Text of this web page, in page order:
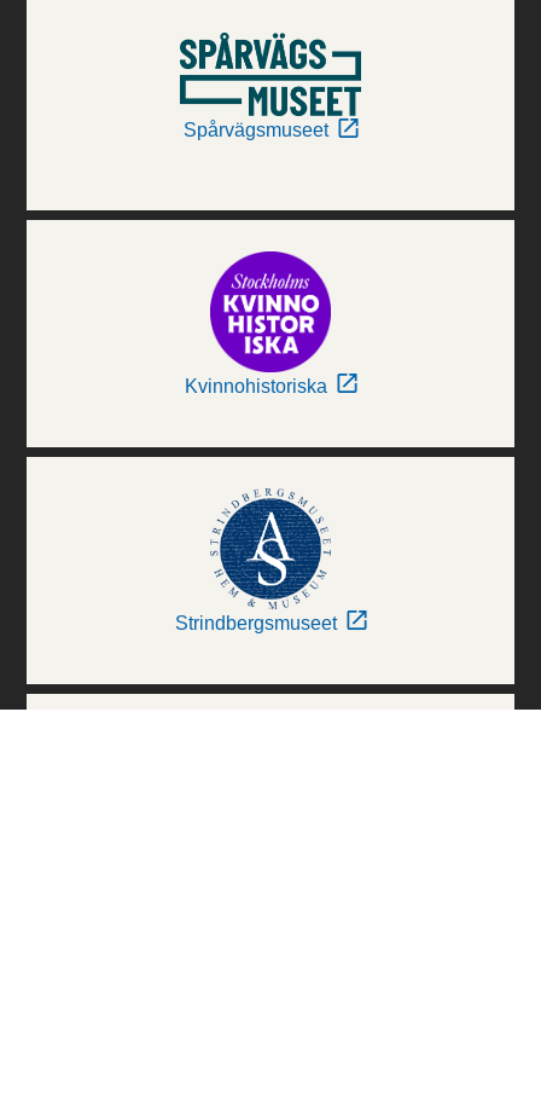
Spårvägsmuseet
Kvinnohistoriska
Strindbergsmuseet